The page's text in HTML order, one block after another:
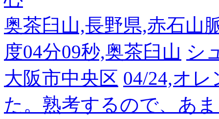
奥茶臼山,長野県,赤石山
度04分09秒,奥茶臼山 シ
大阪市中央区 04/24,オ
た。熟考するので、あ